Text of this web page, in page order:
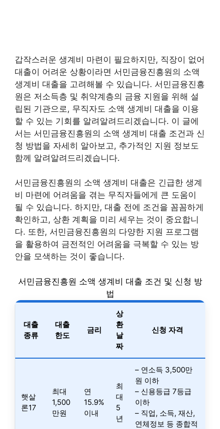
갑작스러운 생계비 마련이 필요하지만, 직장이 없어
대출이 어려운 상황이라면 서민금융진흥원의 소액
생계비 대출을 고려해볼 수 있습니다. 서민금융진흥
원은 저소득층 및 취약계층의 금융 지원을 위해 설
립된 기관으로, 무직자도 소액 생계비 대출을 이용
할 수 있는 기회를 알려알려드리겠습니다. 이 글에
서는 서민금융진흥원의 소액 생계비 대출 조건과 신
청 방법을 자세히 알아보고, 추가적인 지원 정보도
함께 알려알려드리겠습니다.
서민금융진흥원의 소액 생계비 대출은 긴급한 생계
비 마련에 어려움을 겪는 무직자들에게 큰 도움이
될 수 있습니다. 하지만, 대출 전에 조건을 꼼꼼하게
확인하고, 상환 계획을 미리 세우는 것이 중요합니
다. 또한, 서민금융진흥원의 다양한 지원 프로그램
을 활용하여 금전적인 어려움을 극복할 수 있는 방
안을 모색하는 것이 좋습니다.
서민금융진흥원 소액 생계비 대출 조건 및 신청 방
법
대출
종류
대출
한도
금리
상
환
날
짜
신청 자격
햇살
론17
최대
1,500
만원
연
15.9%
이내
최
대
5
년
– 연소득 3,500만
원 이하
– 신용등급 7등급
이하
– 직업, 소득, 재산,
연체정보 등 종합적